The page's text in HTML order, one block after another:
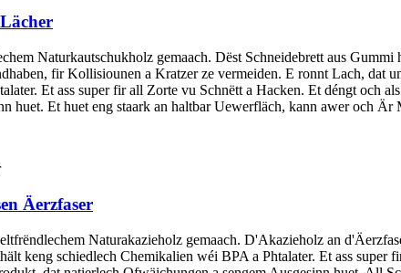
Naturkautschukholz gemaach. Dëst Schneidebrett aus Gummi
fir Kollisiounen a Kratzer ze vermeiden. E ronnt Lach, dat
Et ass super fir all Zorte vu Schnëtt a Hacken. Et déngt och
huet. Et huet eng staark an haltbar Uewerfläch, kann awer och Är
Äerzfaser
Naturakazieholz gemaach. D'Akazieholz an
keng schiedlech Chemikalien wéi BPA a Phtalater. Et ass super